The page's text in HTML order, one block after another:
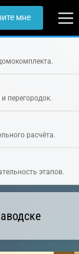
мне
перегородок.
расчёта.
этапов.